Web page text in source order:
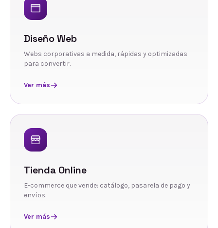
Diseño Web
Webs corporativas a medida, rápidas y optimizadas
para convertir.
Ver más
Tienda Online
E-commerce que vende: catálogo, pasarela de pago y
envíos.
Ver más